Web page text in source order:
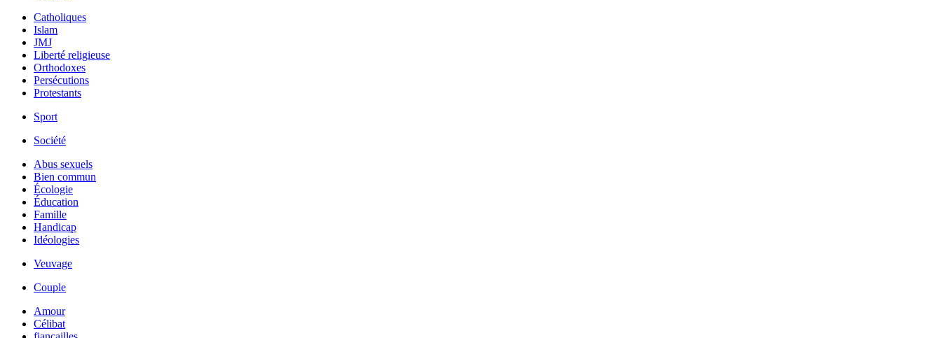
Catholiques
Islam
JMJ
Liberté religieuse
Orthodoxes
Persécutions
Protestants
Sport
Société
Abus sexuels
Bien commun
Écologie
Éducation
Famille
Handicap
Idéologies
Veuvage
Couple
Amour
Célibat